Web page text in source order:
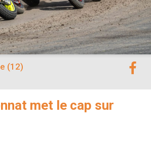
met le cap sur
(12)